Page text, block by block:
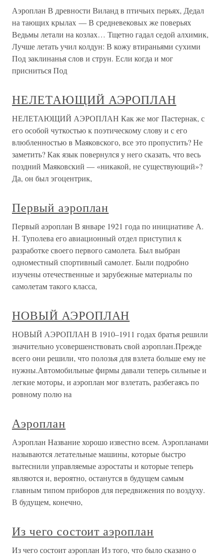
Аэроплан В древности Виланд в птичьих перьях, Дедал
на тающих крылах — В средневековых же поверьях
Ведьмы летали на козлах… Тщетно гадал седой алхимик,
Лучше летать учил колдун: В кожу втираньями сухими
Под заклинанья слов и струн. Если когда и мог
присниться Под
НЕЛЕТАЮЩИЙ АЭРОПЛАН
НЕЛЕТАЮЩИЙ АЭРОПЛАН Как же мог Пастернак, с
его особой чуткостью к поэтическому слову и с его
влюбленностью в Маяковского, все это пропустить? Не
заметить? Как язык повернулся у него сказать, что весь
поздний Маяковский — «никакой, не существующий»?
Да, он был эгоцентрик,
Первый аэроплан
Первый аэроплан В январе 1921 года по инициативе А.
Н. Туполева его авиационный отдел приступил к
разработке своего первого самолета. Был выбран
одноместный спортивный самолет. Были подробно
изучены отечественные и зарубежные материалы по
самолетам такого класса,
НОВЫЙ АЭРОПЛАН
НОВЫЙ АЭРОПЛАН В 1910–1911 годах братья решили
значительно усовершенствовать свой аэроплан.Прежде
всего они решили, что полозья для взлета больше ему не
нужны.Автомобильные фирмы давали теперь сильные и
легкие моторы, и аэроплан мог взлетать, разбегаясь по
ровному полю на
Аэроплан
Аэроплан Название хорошо известно всем. Аэропланами
называются летательные машины, которые быстро
вытеснили управляемые аэростаты и которые теперь
являются и, вероятно, останутся в будущем самым
главным типом приборов для передвижения по воздуху.
В будущем, конечно,
Из чего состоит аэроплан
Из чего состоит аэроплан Из того, что было сказано о